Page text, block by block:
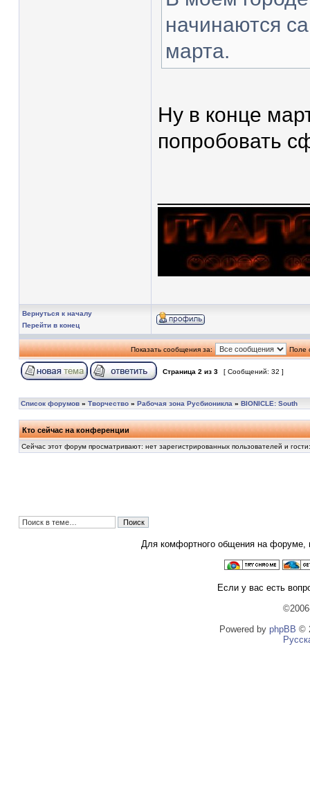
начинаются
марта.
Ну в конце
попробовать
Вернуться к началу
Перейти в конец
Показать сообщения за: Поле
Страница 2 из 3 [ Сообщений: 32 ]
Список форумов » Творчество » Рабочая зона Русбионикла » BIONICLE: South
Кто сейчас на конференции
Сейчас этот форум просматривают: нет зарегистрированных пользователей и
Для комфортного общения на форуме,
Если у вас есть
Powered by phpBB ©